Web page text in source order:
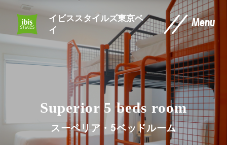
イビススタイルズ東京ベ
イ
Menu
Superior 5 beds room
スーペリア・5ベッドルーム